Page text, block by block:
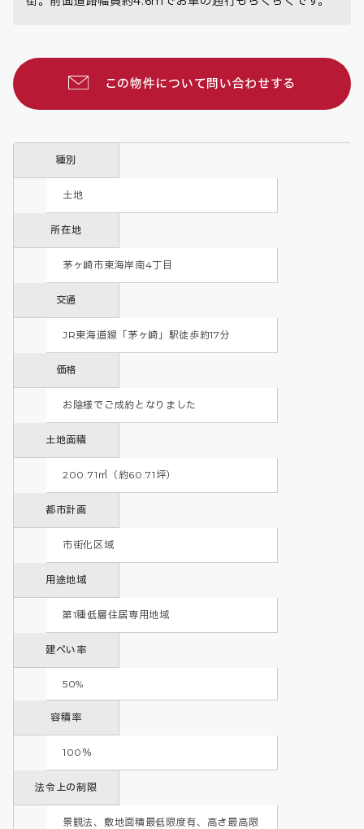
この物件について問い合わせする
種別
土地
所在地
茅ヶ崎市東海岸南4丁目
交通
JR東海道線「茅ヶ崎」駅徒歩約17分
価格
お陰様でご成約となりました
土地面積
200.71㎡（約60.71坪）
都市計画
市街化区域
用途地域
第1種低層住居専用地域
建ぺい率
50%
容積率
100％
法令上の制限
景観法、敷地面積最低限度有、高さ最高限